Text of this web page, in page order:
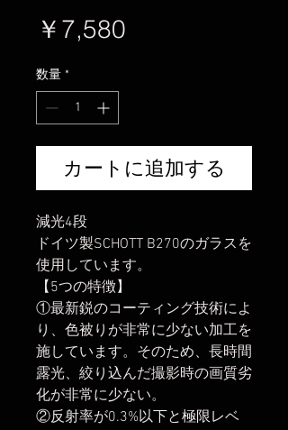
￥7,580
数量 *
カートに追加する
減光4段
ドイツ製SCHOTT B270のガラスを
使用しています。
【5つの特徴】
①最新鋭のコーティング技術によ
り、色被りが非常に少ない加工を
施しています。そのため、長時間
露光、絞り込んだ撮影時の画質劣
化が非常に少ない。
②反射率が0.3%以下と極限レベ